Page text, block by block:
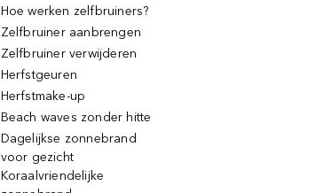
Hoe werken zelfbruiners?
Zelfbruiner aanbrengen
Zelfbruiner verwijderen
Herfstgeuren
Herfstmake-up
Beach waves zonder hitte
Dagelijkse zonnebrand
voor gezicht
Koraalvriendelijke